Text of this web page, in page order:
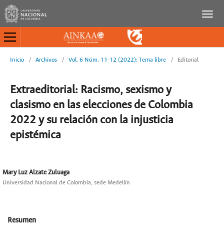
Inicio / Archivos / Vol. 6 Núm. 11-12 (2022): Tema libre / Editorial
Extraeditorial: Racismo, sexismo y
clasismo en las elecciones de Colombia
2022 y su relación con la injusticia
epistémica
Mary Luz Alzate Zuluaga
Universidad Nacional de Colombia, sede Medellín
Resumen